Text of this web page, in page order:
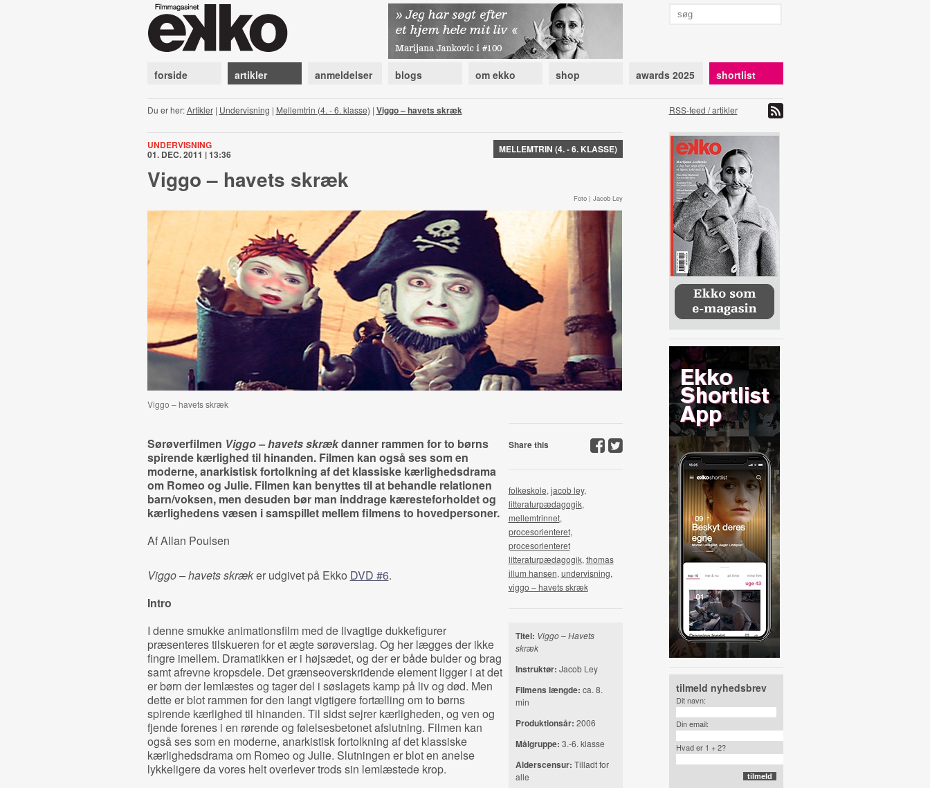
forside artikler anmeldelser blogs om ekko shop awards 2025 shortlist
Du er her:Artikler| Undervisning | Mellemtrin (4. - 6. klasse) | Viggo – havets skræk RSS-feed / artikler
MELLEMTRIN (4. - 6. KLASSE)
UNDERVISNING
01. DEC. 2011 | 13:36
Viggo – havets skræk
Foto | Jacob Ley
Viggo – havets skræk
Sørøverfilmen Viggo – havets skrækdanner rammen for to børns
spirende kærlighed til hinanden. Filmen kan også ses som en
moderne, anarkistisk fortolkning af det klassiske kærlighedsdrama
om Romeo og Julie. Filmen kan benyttes til at behandle relationen
barn/voksen, men desuden bør man inddrage kæresteforholdet og
kærlighedens væsen i samspillet mellem filmens to hovedpersoner.
Af Allan Poulsen
Viggo – havets skræker udgivet på Ekko DVD #6.
Intro
I denne smukke animationsfilm med de livagtige dukkefigurer
præsenteres tilskueren for et ægte sørøverslag. Og her lægges der ikke
fingre imellem. Dramatikken er i højsædet, og der er både bulder og brag
samt afrevne kropsdele. Det grænseoverskridende element ligger i at det
er børn der lemlæstes og tager del i søslagets kamp på liv og død. Men
dette er blot rammen for den langt vigtigere fortælling om to børns
spirende kærlighed til hinanden. Til sidst sejrer kærligheden, og ven og
fjende forenes i en rørende og følelsesbetonet afslutning. Filmen kan
også ses som en moderne, anarkistisk fortolkning af det klassiske
kærlighedsdrama om Romeo og Julie. Slutningen er blot en anelse
lykkeligere da vores helt overlever trods sin lemlæstede krop.
Share this
folkeskole, jacob ley,
litteraturpædagogik,
mellemtrinnet,
procesorienteret,
procesorienteret
litteraturpædagogik, thomas
illum hansen, undervisning,
viggo – havets skræk
Titel: Viggo – Havets
skræk
Instruktør: Jacob Ley
Filmens længde: ca. 8.
min
Produktionsår: 2006
Målgruppe: 3.‐6. klasse
Alderscensur: Tilladt for
alle
tilmeld nyhedsbrev
Dit navn:
Din email:
Hvad er 1 + 2?